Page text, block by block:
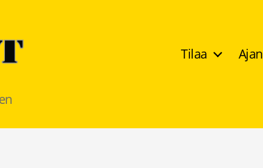
Tilaa